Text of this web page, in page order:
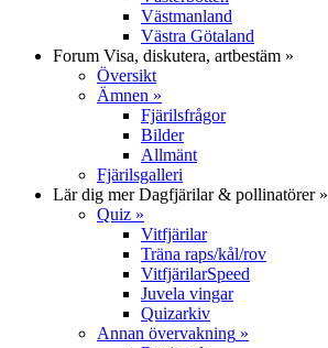
Västmanland
Västra Götaland
Forum Visa, diskutera, artbestäm »
Översikt
Ämnen »
Fjärilsfrågor
Bilder
Allmänt
Fjärilsgalleri
Lär dig merDagfjärilar & pollinatörer»
Quiz »
Vitfjärilar
Träna raps/kål/rov
VitfjärilarSpeed
Juvela vingar
Quizarkiv
Annan övervakning »